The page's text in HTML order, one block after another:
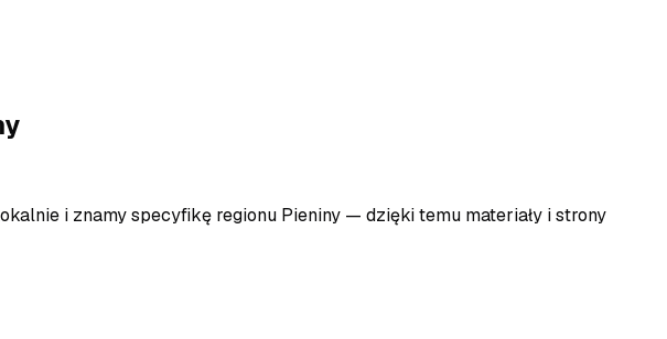
i znamy specyfikę regionu Pieniny — dzięki temu materiały i strony